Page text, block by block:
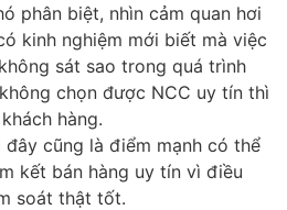
phân biệt, nhìn cảm quan hơi
kinh nghiệm mới biết mà việc
sát sao trong quá trình
chọn được NCC uy tín thì
hàng.
đây cũng là điểm mạnh có thể
kết bán hàng uy tín vì điều
soát thật tốt.